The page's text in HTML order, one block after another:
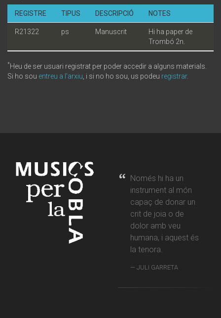
REGISTRE TIPUS DESCRIPCIÓ NOTES
R21322 ps Manuscrit
Hi ha paper de
Trombó 2n.
*Heu de ser usuari registrat per poder accedir a alguns materials.
Si ho sou entreu a l'arxiu , i si no ho sou, us podeu registrar.
Només hi ha un
instrument al món
capaç de donar un
crit de joia o de
dolor amb veu
humana, i aquest és
la tenora.
JULI GARRETA